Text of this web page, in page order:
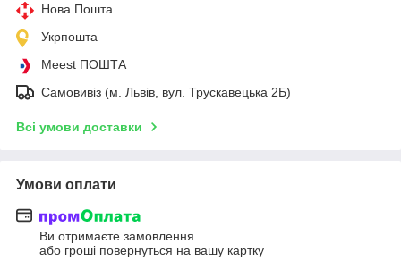
Нова Пошта
Укрпошта
Meest ПОШТА
Самовивіз (м. Львів, вул. Трускавецька 2Б)
Всі умови доставки
Умови оплати
Ви отримаєте замовлення
або гроші повернуться на вашу картку